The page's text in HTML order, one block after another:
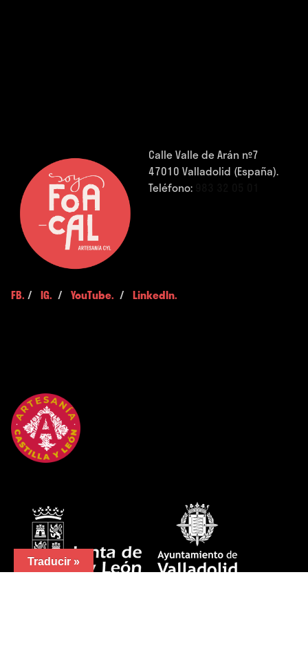
Calle Valle de Arán nº7
47010 Valladolid (España).
Teléfono:
FB. / IG. / YouTube. / LinkedIn.
Traducir »